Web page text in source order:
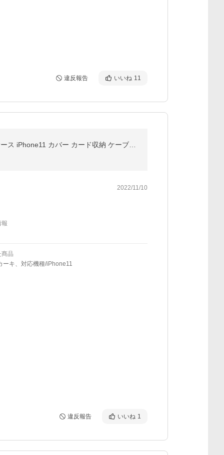
違反報告 いいね 11
2022/11/10
報
品
ーキ、対応機種/iPhone11
違反報告 いいね 1